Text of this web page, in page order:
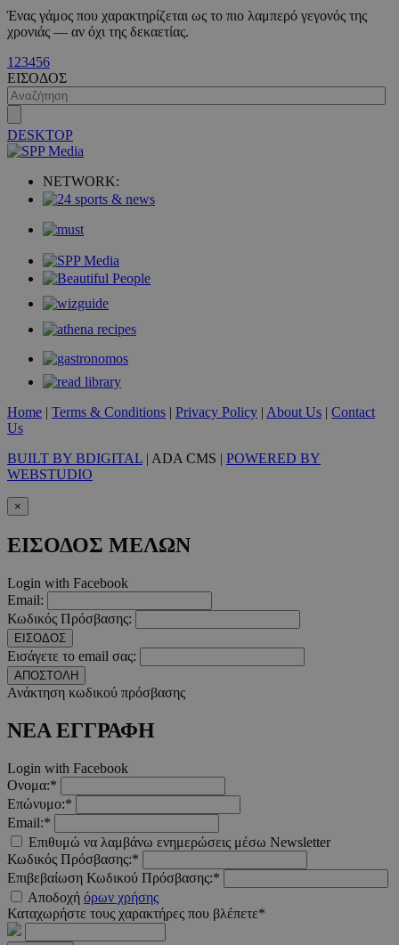
Ένας γάμος που χαρακτηρίζεται ως το πιο λαμπερό γεγονός της
χρονιάς — αν όχι της δεκαετίας.
1 23456
ΕΙΣΟΔΟΣ
DESKTOP
NETWORK:
Home | Terms & Conditions | Privacy Policy | About Us | Contact
Us
BUILT BY BDIGITAL | ADA CMS | POWERED BY
WEBSTUDIO
×
ΕΙΣΟΔΟΣ ΜΕΛΩΝ
Login with Facebook
Email:
Κωδικός Πρόσβασης:
ΕΙΣΟΔΟΣ
Εισάγετε το email σας:
ΑΠΟΣΤΟΛΗ
Ανάκτηση κωδικού πρόσβασης
ΝΕΑ ΕΓΓΡΑΦΗ
Login with Facebook
Ονομα:*
Επώνυμο:*
Email:*
Επιθυμώ να λαμβάνω ενημερώσεις μέσω Newsletter
Κωδικός Πρόσβασης:*
Επιβεβαίωση Κωδικού Πρόσβασης:*
Αποδοχή όρων χρήσης
Καταχωρήστε τους χαρακτήρες που βλέπετε*
VISITOR_PRIVACY_METADATA
takeOverCookie